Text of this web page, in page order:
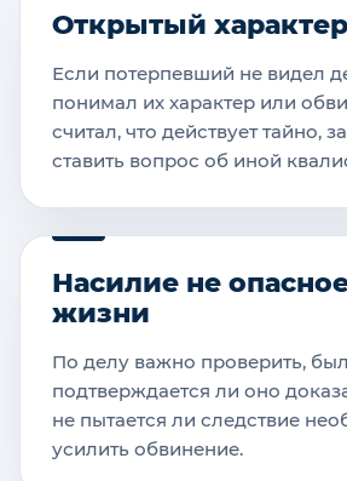
Открытый
Если потерпевший не видел
понимал их характер или
считал, что действует тайно,
ставить вопрос об иной
Насилие не
жизни
По делу важно проверить,
подтверждается ли оно
не пытается ли следствие
усилить обвинение.